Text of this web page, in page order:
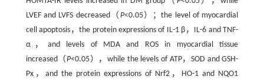
LVEF and LVFS decreased（ P<0.05）；the level of myocardial
cell apoptosis，the protein expressions of IL-1 β，IL-6 and TNF-
α，and levels of MDA and ROS in myocardial tissue
increased（P<0.05），while the levels of ATP，SOD and GSH-
Px，and the protein expressions of Nrf2，HO-1 and NQO1